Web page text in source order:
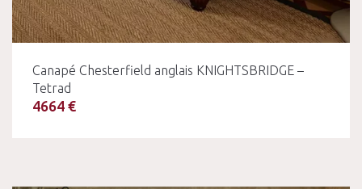
Canapé Chesterfield anglais KNIGHTSBRIDGE –
Tetrad
4664 €